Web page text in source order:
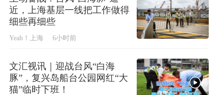
近，上海基层一线把工作做得
细些再细些
Yeah！上海 6小时前
文汇视讯｜迎战台风“白海
豚”，复兴岛船台公园网红“大
猫”临时下班！